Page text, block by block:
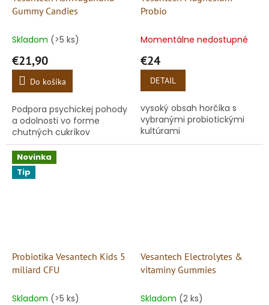
Gummy Candies
Skladom (>5 ks)
€21,90
Do košíka
Podpora psychickej pohody
a odolnosti vo forme
chutných cukríkov
Probio
Momentálne nedostupné
€24
DETAIL
vysoký obsah horčíka s
vybranými probiotickými
kultúrami
Novinka
Tip
Probiotika Vesantech Kids 5
miliard CFU
Skladom (>5 ks)
Vesantech Electrolytes &
vitaminy Gummies
Skladom (2 ks)